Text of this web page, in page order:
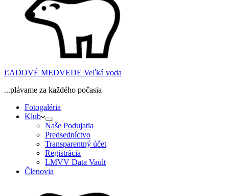
ĽADOVÉ MEDVEDE Veľká voda
...plávame za každého počasia
Fotogaléria
Klub
Naše Podujatia
Predsedníctvo
Transparentný účet
Registrácia
LMVV Data Vault
Členovia